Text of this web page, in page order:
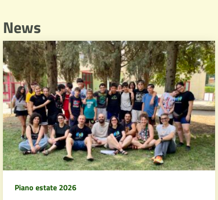
News
Piano estate 2026